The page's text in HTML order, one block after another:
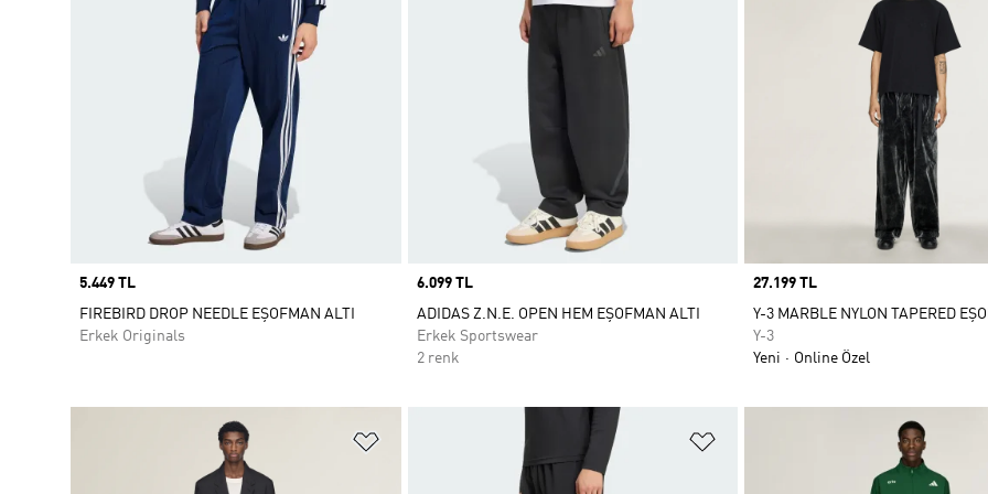
Price
5.449 TL
FIREBIRD DROP NEEDLE EŞOFMAN ALTI
Erkek Originals
Price
6.099 TL
ADIDAS Z.N.E. OPEN HEM EŞOFMAN ALTI
Erkek Sportswear
2 renk
Price
27.199 TL
Y-3 MARBLE NYLON TAPERED
Y-3
Yeni
Online Özel